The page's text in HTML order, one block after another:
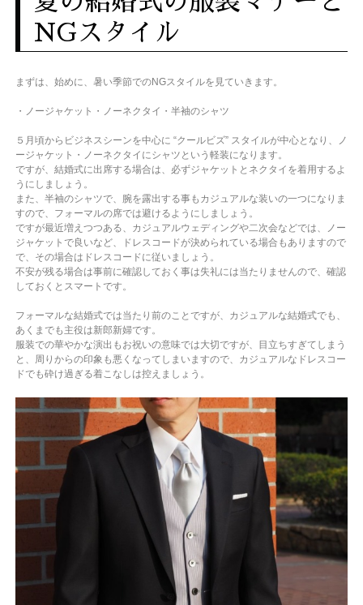
NGスタイル
まずは、始めに、暑い季節でのNGスタイルを見ていきます。
・ノージャケット・ノーネクタイ・半袖のシャツ
５月頃からビジネスシーンを中心に “クールビズ” スタイルが中心となり、ノ
ージャケット・ノーネクタイにシャツという軽装になります。
ですが、結婚式に出席する場合は、必ずジャケットとネクタイを着用するよ
うにしましょう。
また、半袖のシャツで、腕を露出する事もカジュアルな装いの一つになりま
すので、フォーマルの席では避けるようにしましょう。
ですが最近増えつつある、カジュアルウェディングや二次会などでは、ノー
ジャケットで良いなど、ドレスコードが決められている場合もありますので
で、その場合はドレスコードに従いましょう。
不安が残る場合は事前に確認しておく事は失礼には当たりませんので、確認
しておくとスマートです。
フォーマルな結婚式では当たり前のことですが、カジュアルな結婚式でも、
あくまでも主役は新郎新婦です。
服装での華やかな演出もお祝いの意味では大切ですが、目立ちすぎてしまう
と、周りからの印象も悪くなってしまいますので、カジュアルなドレスコー
ドでも砕け過ぎる着こなしは控えましょう。